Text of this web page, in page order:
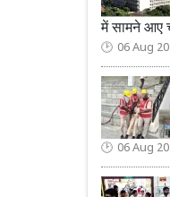
में सामने आए
06 Aug
06 Aug